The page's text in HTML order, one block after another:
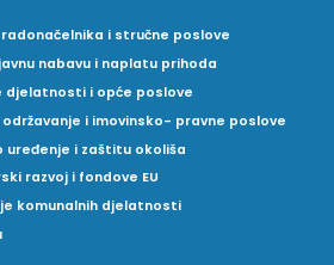
i stručne poslove
nabavu i naplatu prihoda
djelatnosti i opće poslove
i imovinsko- pravne poslove
uređenje i zaštitu okoliša
razvoj i fondove EU
komunalnih djelatnosti